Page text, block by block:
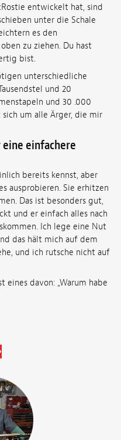
entwickelt hat, sind
unter die Schale
es den
zu ziehen. Du hast
bist.
unterschiedliche
und 20
und 30 .000
um alle Ärger, die mir
einfachere
bereits kennst, aber
ausprobieren. Sie erhitzen
Das ist besonders gut,
und er einfach alles nach
Ich lege eine Nut
das hält mich auf dem
und ich rutsche nicht auf
eines davon: „Warum habe